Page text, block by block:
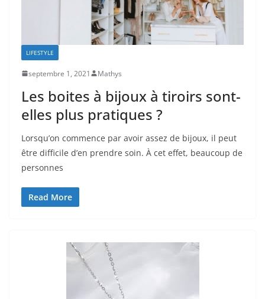
LIFESTYLE
septembre 1, 2021 Mathys
Les boites à bijoux à tiroirs sont-
elles plus pratiques ?
Lorsqu’on commence par avoir assez de bijoux, il peut
être difficile d’en prendre soin. À cet effet, beaucoup de
personnes
Read More